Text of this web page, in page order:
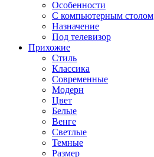
Особенности
С компьютерным столом
Назначение
Под телевизор
Прихожие
Стиль
Классика
Современные
Модерн
Цвет
Белые
Венге
Светлые
Темные
Размер